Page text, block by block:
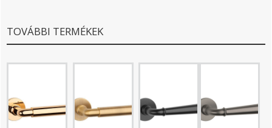
TOVÁBBI TERMÉKEK